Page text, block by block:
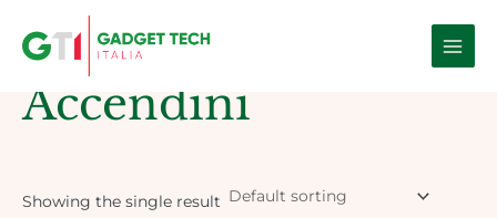
Main
Home / Products tagged “accendini”
Accendini
Showing the single result